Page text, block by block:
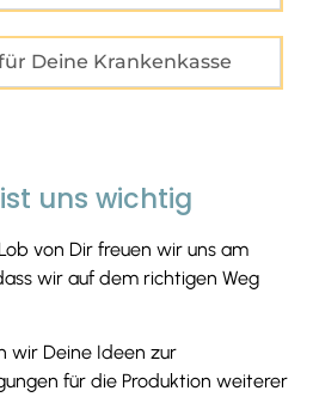
Deine Krankenkasse
uns wichtig
von Dir freuen wir uns am
wir auf dem richtigen Weg
wir Deine Ideen zur
für die Produktion weiterer